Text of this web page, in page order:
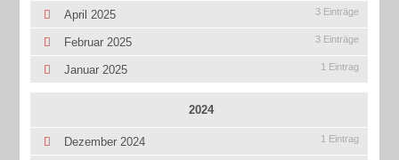
April 2025 3 Einträge
Februar 2025 3 Einträge
Januar 2025 1 Eintrag
2024
Dezember 2024 1 Eintrag